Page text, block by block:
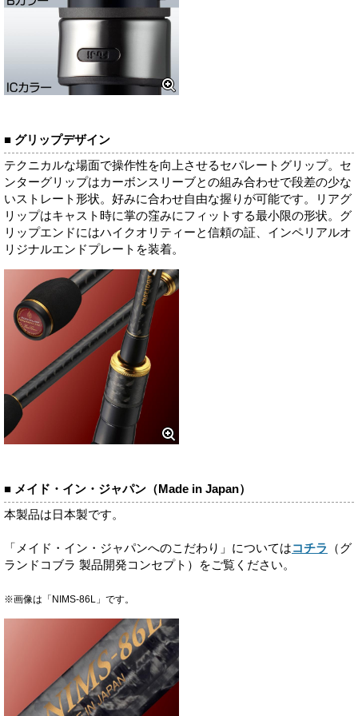
■ グリップデザイン
テクニカルな場面で操作性を向上させるセパレートグリップ。セ
ンターグリップはカーボンスリーブとの組み合わせで段差の少な
いストレート形状。好みに合わせ自由な握りが可能です。リアグ
リップはキャスト時に掌の窪みにフィットする最小限の形状。グ
リップエンドにはハイクオリティーと信頼の証、インペリアルオ
リジナルエンドプレートを装着。
■ メイド・イン・ジャパン（Made in Japan）
本製品は日本製です。
「メイド・イン・ジャパンへのこだわり」についてはコチラ
（グ
ランドコブラ 製品開発コンセプト）をご覧ください。
※画像は「NIMS-86L」です。